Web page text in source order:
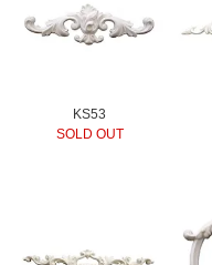
KS53
SOLD OUT